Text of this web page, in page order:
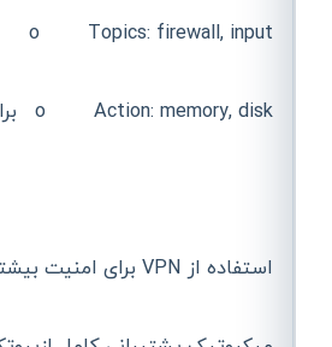
o Topics: firewall, input
o Action: memory, disk برای ذخیره لاگ‌ها
استفاده از VPN برای امنیت بیشتر